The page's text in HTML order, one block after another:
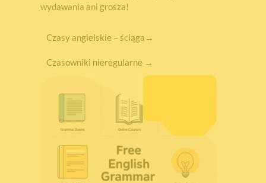
wydawania ani grosza!
Czasy angielskie – ściąga→
Czasowniki nieregularne →